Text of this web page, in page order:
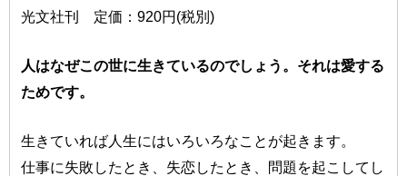
光文社刊 定価：920円(税別)
人はなぜこの世に生きているのでしょう。それは愛する
ためです。
生きていれば人生にはいろいろなことが起きます。
仕事に失敗したとき、失恋したとき、問題を起こしてし